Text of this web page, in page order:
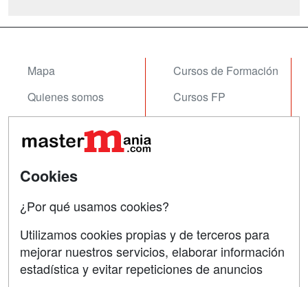
Mapa
Quienes somos
Acceso Usuarios
Acceso Centros
Cursos de Formación
Cursos FP
Contactar
Confidencialidad
SÍGUENOS EN:
Cookies
¿Por qué usamos cookies?
Utilizamos cookies propias y de terceros para
mejorar nuestros servicios, elaborar información
estadística y evitar repeticiones de anuncios